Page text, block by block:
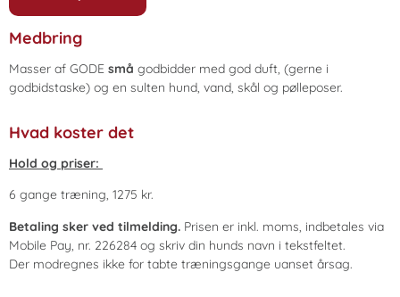
Medbring
Masser af GODE små godbidder med god duft, (gerne i
godbidstaske) og en sulten hund, vand, skål og pølleposer.
Hvad koster det
Hold og priser:
6 gange træning, 1275 kr.
Betaling sker ved tilmelding. Prisen er inkl. moms, indbetales via
Mobile Pay, nr. 226284 og skriv din hunds navn i tekstfeltet.
Der modregnes ikke for tabte træningsgange uanset årsag.